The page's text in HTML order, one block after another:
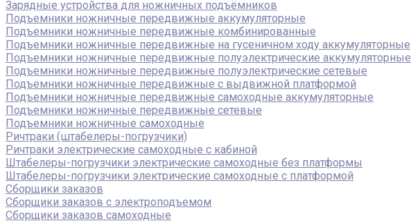
Зарядные устройства для ножничных подъёмников
Подъемники ножничные передвижные аккумуляторные
Подъемники ножничные передвижные комбинированные
Подъемники ножничные передвижные на гусеничном ходу аккумуляторные
Подъемники ножничные передвижные полуэлектрические аккумуляторные
Подъемники ножничные передвижные полуэлектрические сетевые
Подъемники ножничные передвижные с выдвижной платформой
Подъемники ножничные передвижные самоходные аккумуляторные
Подъемники ножничные передвижные сетевые
Подъемники ножничные самоходные
Ричтраки (штабелеры-погрузчики)
Ричтраки электрические самоходные с кабиной
Штабелеры-погрузчики электрические самоходные без платформы
Штабелеры-погрузчики электрические самоходные с платформой
Сборщики заказов
Сборщики заказов с электроподъемом
Сборщики заказов самоходные